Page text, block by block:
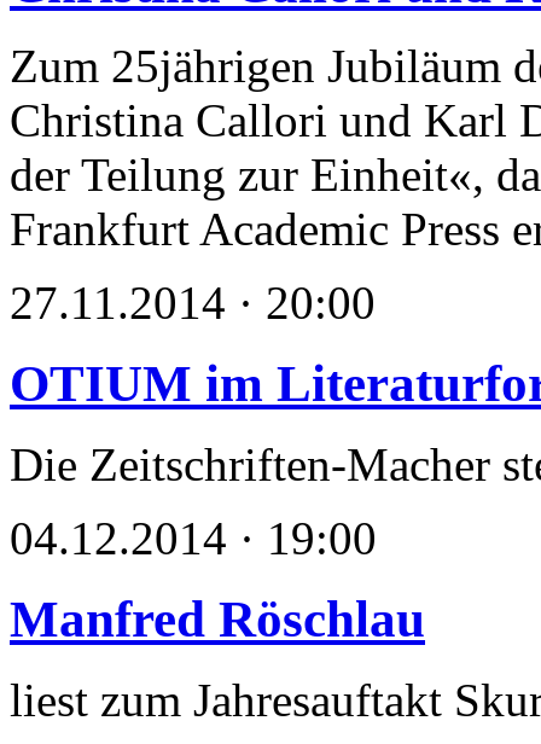
Zum 25jährigen Jubiläum
Christina Callori und Karl
der Teilung zur Einheit«,
Frankfurt Academic Press
27.11.2014 · 20:00
OTIUM im
Die Zeitschriften-Macher
04.12.2014 · 19:00
Manfred Röschlau
liest zum Jahresauftakt